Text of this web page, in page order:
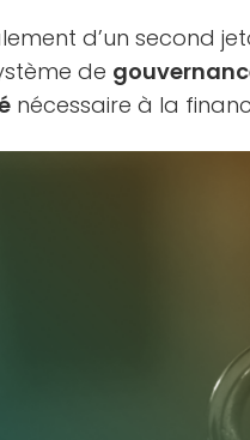
d’un second
de
nécessaire à la